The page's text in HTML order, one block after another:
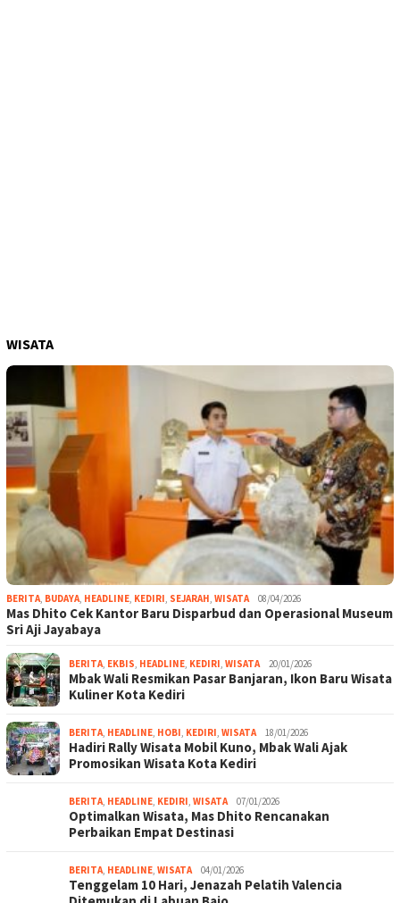
WISATA
BERITA, BUDAYA, HEADLINE, KEDIRI, SEJARAH, WISATA 08/04/2026
Mas Dhito Cek Kantor Baru Disparbud dan Operasional Museum
Sri Aji Jayabaya
BERITA, EKBIS, HEADLINE, KEDIRI, WISATA 20/01/2026
Mbak Wali Resmikan Pasar Banjaran, Ikon Baru Wisata
Kuliner Kota Kediri
BERITA, HEADLINE, HOBI, KEDIRI, WISATA 18/01/2026
Hadiri Rally Wisata Mobil Kuno, Mbak Wali Ajak
Promosikan Wisata Kota Kediri
BERITA, HEADLINE, KEDIRI, WISATA 07/01/2026
Optimalkan Wisata, Mas Dhito Rencanakan
Perbaikan Empat Destinasi
BERITA, HEADLINE, WISATA 04/01/2026
Tenggelam 10 Hari, Jenazah Pelatih Valencia